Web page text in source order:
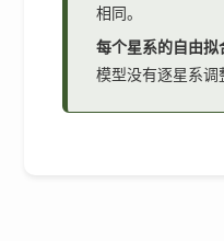
相同。
每个星系的自由拟
模型没有逐星系调